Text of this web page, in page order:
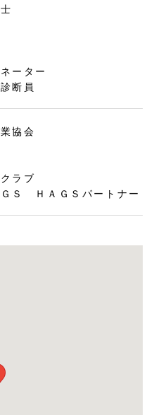
ーター
断員
協会
ラブ
Ｓ ＨＡＧＳパートナー